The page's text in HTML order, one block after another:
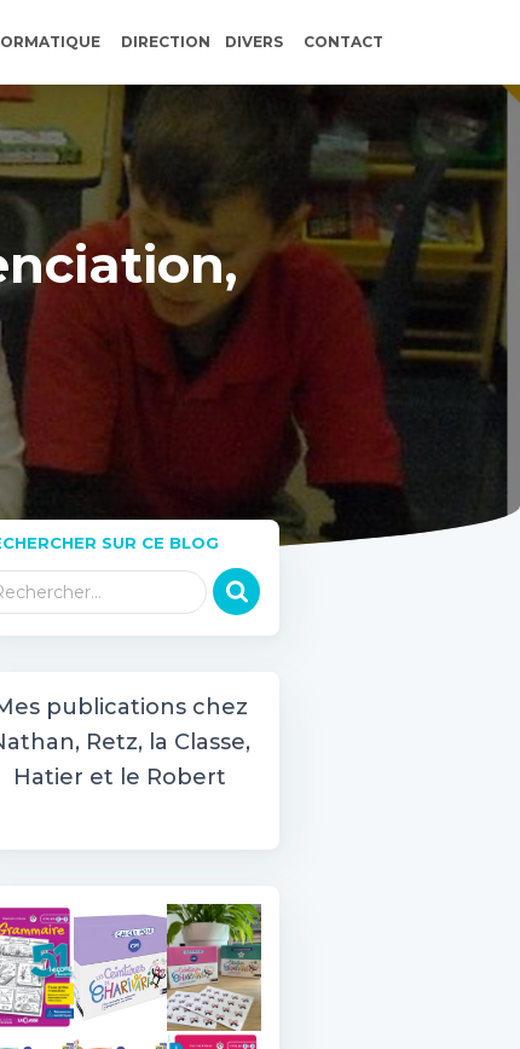
DIRECTION DIVERS CONTACT
SUR CE BLOG
publications chez
Retz, la Classe,
Hatier et le Robert